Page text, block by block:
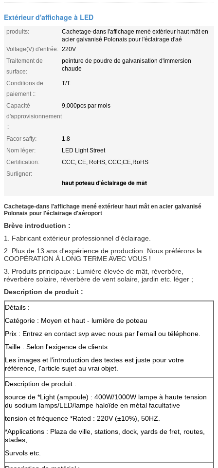
Extérieur d'affichage à LED
produits:
Cachetage-dans l'affichage mené extérieur haut mât en
acier galvanisé Polonais pour l'éclairage d'aé
Voltage(V) d'entrée: 220V
Traitement de
surface:
peinture de poudre de galvanisation d'immersion
chaude
Conditions de
paiement ::
T/T.
Capacité
d'approvisionnement
::
9,000pcs par mois
Facor safty:
1.8
Nom léger:
LED Light Street
Certification:
CCC, CE, RoHS, CCC,CE,RoHS
Surligner:
haut poteau d'éclairage de mât
Cachetage-dans l'affichage mené extérieur haut mât en acier galvanisé
Polonais pour l'éclairage d'aéroport
Brève introduction :
1. Fabricant extérieur professionnel d'éclairage.
2. Plus de 13 ans d'expérience de production. Nous préférons la
COOPÉRATION À LONG TERME AVEC VOUS !
3. Produits principaux : Lumière élevée de mât, réverbère,
réverbère solaire, réverbère de vent solaire, jardin etc. léger ;
Description de produit :
Détails :
Catégorie : Moyen et haut - lumière de poteau
Prix : Entrez en contact svp avec nous par l'email ou téléphone.
Taille : Selon l'exigence de clients
Les images et l'introduction des textes est juste pour votre
référence, l'article sujet au vrai objet.
Description de produit :
source de *Light (ampoule) : 400W/1000W lampe à haute tension
du sodium lamps/LED/lampe haloïde en métal facultative
tension et fréquence *Rated : 220V (±10%), 50HZ.
*Applications : Plaza de ville, stations, dock, yards de fret, routes,
stades,
Survols etc.